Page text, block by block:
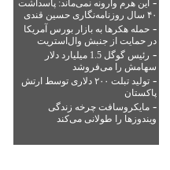
این هرم وارونه نمی‌ماند: پاسداشت
۴۰ سال روزنامه‌نگاری حسین قندی
- حمله هکرها به بازار بورس آمریکا
در حمایت از جنبش وال‌استریت
-
رئیس گوگل 1.5 میلیارد دلار
سهامش را می‌فروشد
-
تولید تبلت ۲۰۰ دلاری توسط ارتش
پاکستان
- مایکروسافت چرخه زندگی
ویندوزها را طولانی می‌کند